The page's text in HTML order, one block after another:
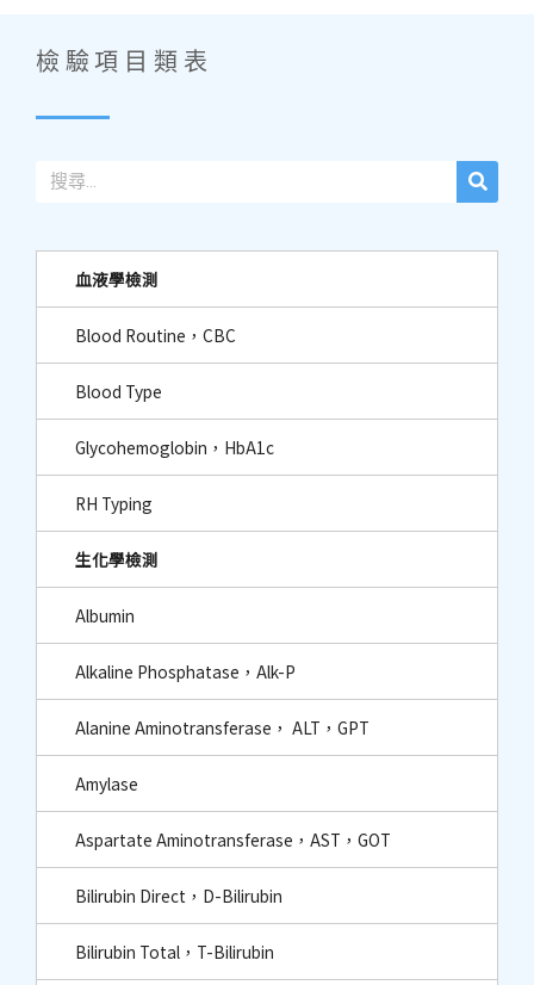
檢驗項目類表
血液學檢測
Blood Routine，CBC
Blood Type
Glycohemoglobin，HbA1c
RH Typing
生化學檢測
Albumin
Alkaline Phosphatase，Alk-P
Alanine Aminotransferase， ALT，GPT
Amylase
Aspartate Aminotransferase，AST，GOT
Bilirubin Direct，D-Bilirubin
Bilirubin Total，T-Bilirubin